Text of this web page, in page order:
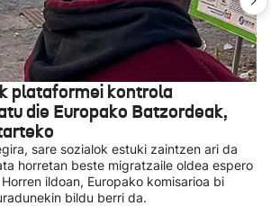
plataformei kontrola
die Europako Batzordeak,
sare sozialok estuki zaintzen ari da
horretan beste migratzaile oldea espero
ildoan, Europako komisarioa bi
bildu berri da.